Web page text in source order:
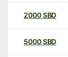
2000SBD
5000SBD